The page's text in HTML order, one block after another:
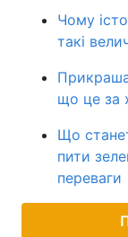
Чому
такі
що це за
Що
пити
переваги